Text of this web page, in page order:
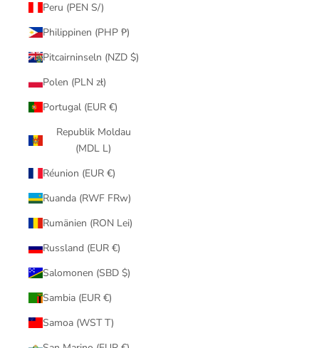
Peru (PEN S/)
Philippinen (PHP ₱)
Pitcairninseln (NZD $)
Polen (PLN zł)
Portugal (EUR €)
Republik Moldau
(MDL L)
Réunion (EUR €)
Ruanda (RWF FRw)
Rumänien (RON Lei)
Russland (EUR €)
Salomonen (SBD $)
Sambia (EUR €)
Samoa (WST T)